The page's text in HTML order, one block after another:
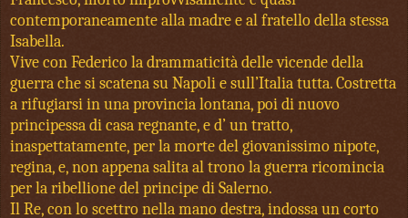
contemporaneamente alla madre e al fratello della stessa
Isabella.
Vive con Federico la drammaticità delle vicende della
guerra che si scatena su Napoli e sull’Italia tutta. Costretta
a rifugiarsi in una provincia lontana, poi di nuovo
principessa di casa regnante, e d’ un tratto,
inaspettatamente, per la morte del giovanissimo nipote,
regina, e, non appena salita al trono la guerra ricomincia
per la ribellione del principe di Salerno.
Il Re, con lo scettro nella mano destra, indossa un corto